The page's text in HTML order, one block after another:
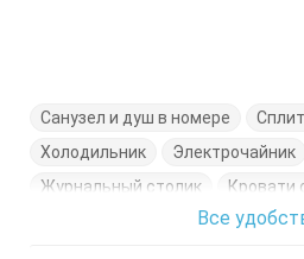
Санузел и душ в номере
Холодильник
Электрочайник
Журнальный столик
Кровати
Кровать двуспальная
Посуда
Все